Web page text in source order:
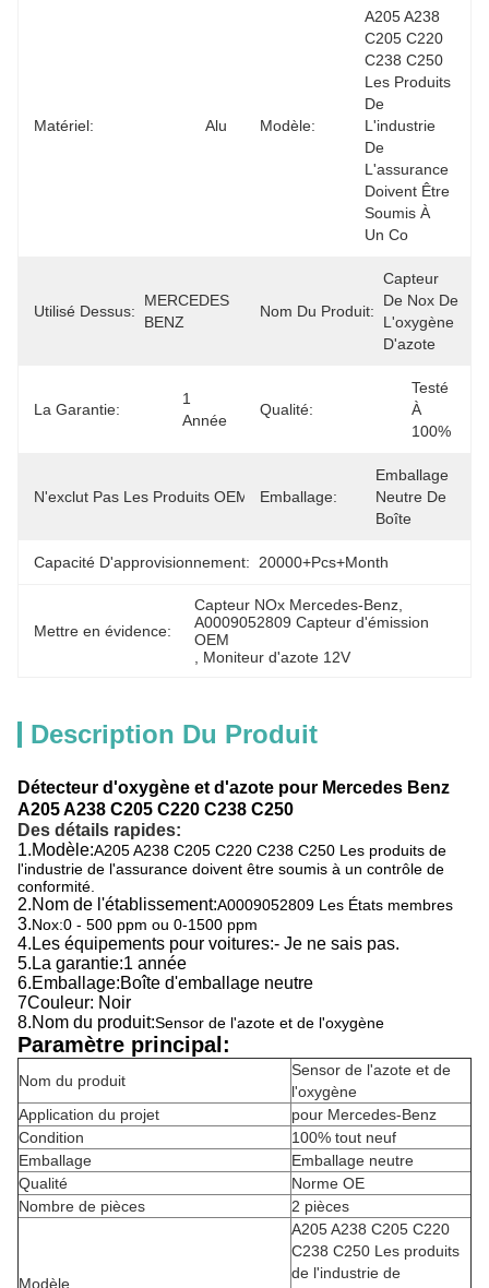
Matériel: Alu Modèle:
A205 A238
C205 C220
C238 C250
Les Produits
De
L'industrie
De
L'assurance
Doivent Être
Soumis À
Un Co
Utilisé Dessus:
MERCEDES
BENZ
Nom Du Produit:
Capteur
De Nox De
L'oxygène
D'azote
La Garantie:
1
Année
Qualité:
Testé
À
100%
N'exclut Pas Les Produits OEM.:
Les États
Emballage:
Emballage
Neutre De
Boîte
Capacité D'approvisionnement: 20000+pcs+month
Mettre en évidence:
Capteur NOx Mercedes-Benz
A0009052809 Capteur d'émission
OEM
Moniteur d'azote 12V
Description Du Produit
Détecteur d'oxygène et d'azote pour Mercedes Benz
A205 A238 C205 C220 C238 C250
Des détails rapides:
1.Modèle:A205 A238 C205 C220 C238 C250 Les produits de
l'industrie de l'assurance doivent être soumis à un contrôle de
conformité.
2.Nom de l'établissement:A0009052809 Les États membres
3.Nox:0 - 500 ppm ou 0-1500 ppm
4. Les équipements pour voitures:- Je ne sais pas.
5. La garantie:1 année
6.Emballage:Boîte d'emballage neutre
7Couleur: Noir
8.Nom du produit:Sensor de l'azote et de l'oxygène
Paramètre principal:
Nom du produit
Sensor de l'azote et de
l'oxygène
Application du projet
pour Mercedes-Benz
Condition
100% tout neuf
Emballage
Emballage neutre
Qualité
Norme OE
Nombre de pièces
2 pièces
Modèle
A205 A238 C205 C220
C238 C250 Les produits
de l'industrie de